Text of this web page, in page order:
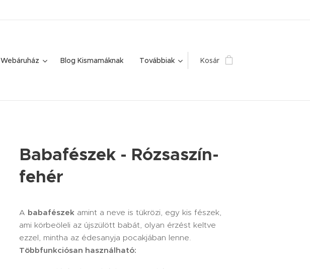
Webáruház Blog Kismamáknak Továbbiak Kosár
Babafészek - Rózsaszín-
fehér
A babafészek amint a neve is tükrözi, egy kis fészek,
ami körbeöleli az újszülött babát, olyan érzést keltve
ezzel, mintha az édesanyja pocakjában lenne.
Többfunkciósan használható: